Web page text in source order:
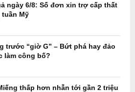
H
ngày 6/8: Số đơn xin trợ cấp thất
tuần Mỹ
trước “giờ G” – Bứt phá hay đảo
làm công bố?
thấp hơn nhẫn tới gần 2 triệu